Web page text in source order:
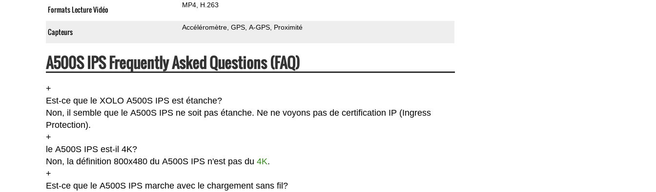
Formats Lecture Vidéo MP4 H.263
Capteurs Accéléromètre GPS A-GPS Proximité
A500S IPS Frequently Asked Questions (FAQ)
+
Est-ce que le XOLO A500S IPS est étanche?
Non, il semble que le A500S IPS ne soit pas étanche. Ne ne voyons pas de certification IP (Ingress
Protection).
+
le A500S IPS est-il 4K?
Non, la définition 800x480 du A500S IPS n'est pas du 4K.
+
Est-ce que le A500S IPS marche avec le chargement sans fil?